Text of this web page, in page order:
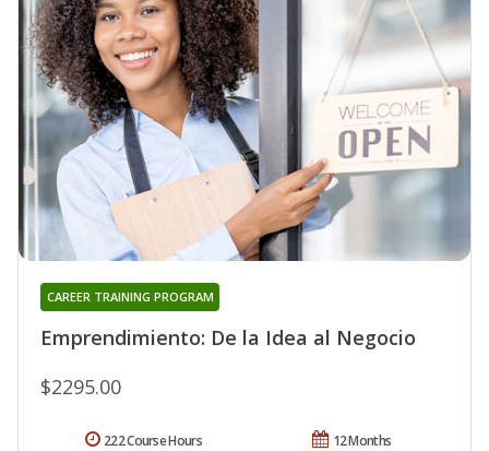
Emprendimiento: De la Idea al Negocio
CAREER TRAINING PROGRAM
$2295.00
12 Months
222 Course Hours